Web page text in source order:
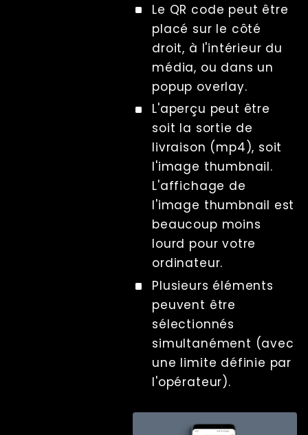
Le QR code peut être
placé sur le côté
droit, à l'intérieur du
média, ou dans un
popup overlay.
L'aperçu peut être
soit la sortie de
livraison (mp4), soit
l'image thumbnail.
L'affichage de
l'image thumbnail est
beaucoup moins
lourd pour votre
ordinateur.
Plusieurs éléments
peuvent être
sélectionnés
simultanément (avec
une limite définie par
l'opérateur).